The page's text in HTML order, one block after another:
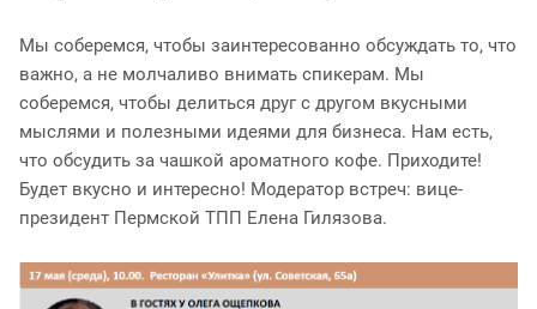
Мы соберемся, чтобы заинтересованно обсуждать то, что
важно, а не молчаливо внимать спикерам. Мы
соберемся, чтобы делиться друг с другом вкусными
мыслями и полезными идеями для бизнеса. Нам есть,
что обсудить за чашкой ароматного кофе. Приходите!
Будет вкусно и интересно! Модератор встреч: вице-
президент Пермской ТПП Елена Гилязова.